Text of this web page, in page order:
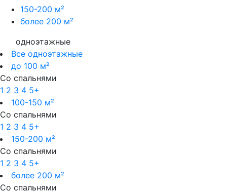
150-200 м²
более 200 м²
одноэтажные
Все одноэтажные
до 100 м²
Со спальнями
1 2 3 4 5+
100-150 м²
Со спальнями
1 2 3 4 5+
150-200 м²
Со спальнями
1 2 3 4 5+
более 200 м²
Со спальнями